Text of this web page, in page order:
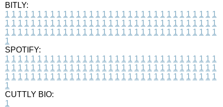
BITLY:
1 1 1 1 1 1 1 1 1 1 1 1 1 1 1 1 1 1 1 1 1 1 1 1 1 1 1 1 1 1 1 1 1
1 1 1 1 1 1 1 1 1 1 1 1 1 1 1 1 1 1 1 1 1 1 1 1 1 1 1 1 1 1 1 1 1
1 1 1 1 1 1 1 1 1 1 1 1 1 1 1 1 1 1 1 1 1 1 1 1 1 1 1 1 1 1 1 1 1
1
SPOTIFY:
1 1 1 1 1 1 1 1 1 1 1 1 1 1 1 1 1 1 1 1 1 1 1 1 1 1 1 1 1 1 1 1 1
1 1 1 1 1 1 1 1 1 1 1 1 1 1 1 1 1 1 1 1 1 1 1 1 1 1 1 1 1 1 1 1 1
1 1 1 1 1 1 1 1 1 1 1 1 1 1 1 1 1 1 1 1 1 1 1 1 1 1 1 1 1 1 1 1 1
1
CUTTLY BIO:
1